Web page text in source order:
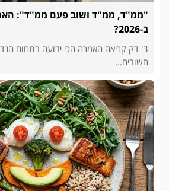
"ממ"ד, ממ"ד ושוב פעם ממ"ד": האם
ב-2026?
חשובים...